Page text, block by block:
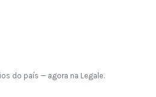
do país — agora na Legale.